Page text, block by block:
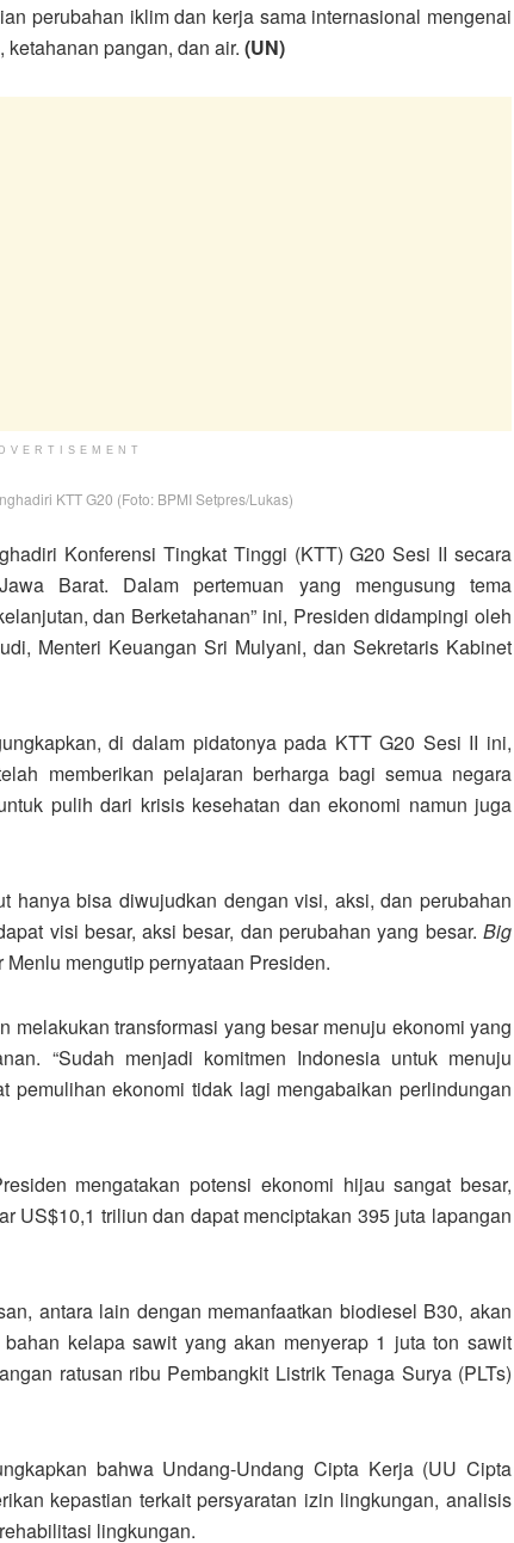
perubahan iklim dan kerja sama internasional mengenai
pangan, dan air. (UN)
KTT G20 (Foto: BPMI Setpres/Lukas)
Konferensi Tingkat Tinggi (KTT) G20 Sesi II secara
Barat. Dalam pertemuan yang mengusung tema
dan Berketahanan” ini, Presiden didampingi oleh
Menteri Keuangan Sri Mulyani, dan Sekretaris Kabinet
di dalam pidatonya pada KTT G20 Sesi II ini,
memberikan pelajaran berharga bagi semua negara
pulih dari krisis kesehatan dan ekonomi namun juga
hanya bisa diwujudkan dengan visi, aksi, dan perubahan
visi besar, aksi besar, dan perubahan yang besar. Big
Menlu mengutip pernyataan Presiden.
melakukan transformasi yang besar menuju ekonomi yang
“Sudah menjadi komitmen Indonesia untuk menuju
pemulihan ekonomi tidak lagi mengabaikan perlindungan
mengatakan potensi ekonomi hijau sangat besar,
US$10,1 triliun dan dapat menciptakan 395 juta lapangan
antara lain dengan memanfaatkan biodiesel B30, akan
kelapa sawit yang akan menyerap 1 juta ton sawit
ratusan ribu Pembangkit Listrik Tenaga Surya (PLTs)
bahwa Undang-Undang Cipta Kerja (UU Cipta
kepastian terkait persyaratan izin lingkungan, analisis
lingkungan.